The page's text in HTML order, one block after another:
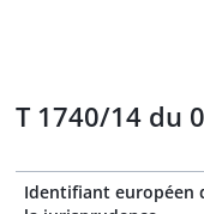
T 1740/14 du
Identifiant européen